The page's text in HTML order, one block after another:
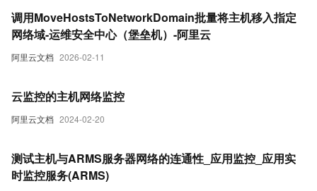
阿里云文档 2026-02-11
调用MoveHostsToNetworkDomain批量将主机移入指定
网络域-运维安全中心（堡垒机）-阿里云
阿里云文档 2024-02-20
云监控的主机网络监控
测试主机与ARMS服务器网络的连通性_应用监控_应用实
时监控服务(ARMS)